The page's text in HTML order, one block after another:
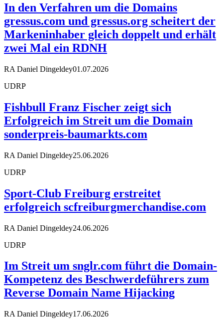
In den Verfahren um die Domains
gressus.com und gressus.org scheitert der
Markeninhaber gleich doppelt und erhält
zwei Mal ein RDNH
RA Daniel Dingeldey01.07.2026
UDRP
Fishbull Franz Fischer zeigt sich
Erfolgreich im Streit um die Domain
sonderpreis-baumarkts.com
RA Daniel Dingeldey25.06.2026
UDRP
Sport-Club Freiburg erstreitet
erfolgreich scfreiburgmerchandise.com
RA Daniel Dingeldey24.06.2026
UDRP
Im Streit um snglr.com führt die Domain-
Kompetenz des Beschwerdeführers zum
Reverse Domain Name Hijacking
RA Daniel Dingeldey17.06.2026